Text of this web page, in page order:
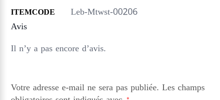
ITEMCODE
Leb-Mtwst-00206
Avis
Il n’y a pas encore d’avis.
Votre adresse e-mail ne sera pas publiée. Les champs